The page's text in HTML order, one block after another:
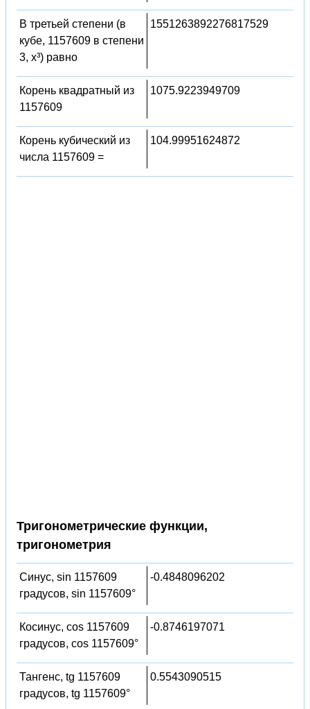
В третьей степени (в
кубе, 1157609 в степени
3, x³) равно
1551263892276817529
Корень квадратный из
1157609
1075.9223949709
Корень кубический из
числа 1157609 =
104.99951624872
Тригонометрические функции,
тригонометрия
Синус, sin 1157609
градусов, sin 1157609°
-0.4848096202
Косинус, cos 1157609
градусов, cos 1157609°
-0.8746197071
Тангенс, tg 1157609
градусов, tg 1157609°
0.5543090515